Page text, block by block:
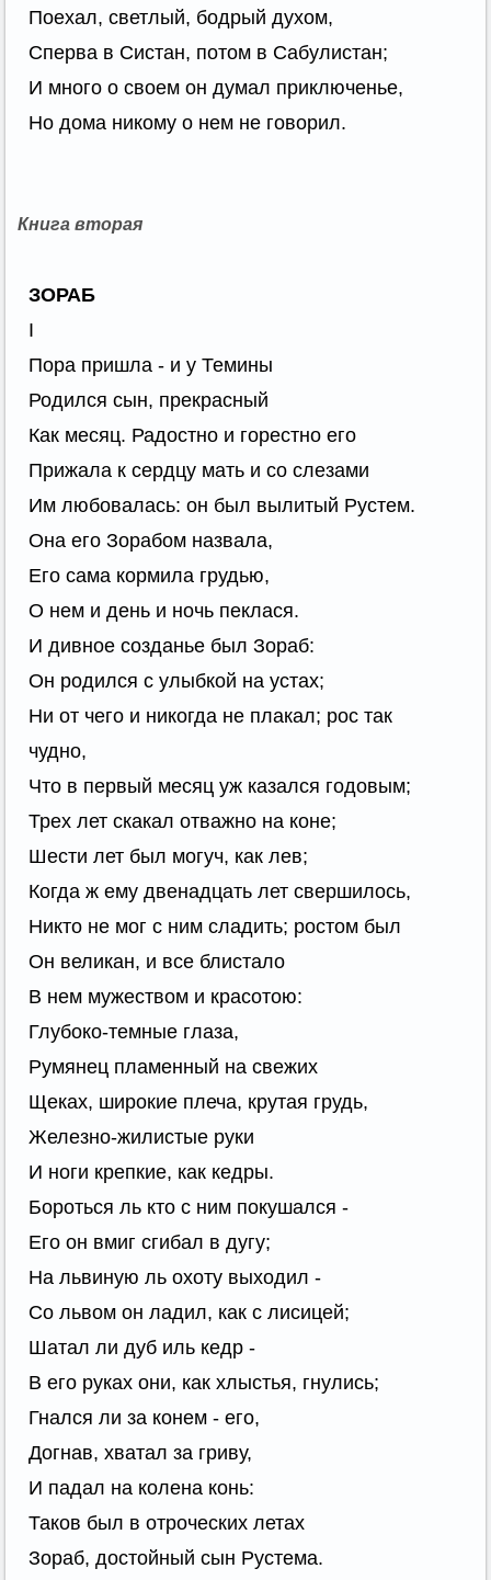
Поехал, светлый, бодрый духом,
Сперва в Систан, потом в Сабулистан;
И много о своем он думал приключенье,
Но дома никому о нем не говорил.
Книга вторая
ЗОРАБ
I
Пора пришла - и у Темины
Родился сын, прекрасный
Как месяц. Радостно и горестно его
Прижала к сердцу мать и со слезами
Им любовалась: он был вылитый Рустем.
Она его Зорабом назвала,
Его сама кормила грудью,
О нем и день и ночь пеклася.
И дивное созданье был Зораб:
Он родился с улыбкой на устах;
Ни от чего и никогда не плакал; рос так
чудно,
Что в первый месяц уж казался годовым;
Трех лет скакал отважно на коне;
Шести лет был могуч, как лев;
Когда ж ему двенадцать лет свершилось,
Никто не мог с ним сладить; ростом был
Он великан, и все блистало
В нем мужеством и красотою:
Глубоко-темные глаза,
Румянец пламенный на свежих
Щеках, широкие плеча, крутая грудь,
Железно-жилистые руки
И ноги крепкие, как кедры.
Бороться ль кто с ним покушался -
Его он вмиг сгибал в дугу;
На львиную ль охоту выходил -
Со львом он ладил, как с лисицей;
Шатал ли дуб иль кедр -
В его руках они, как хлыстья, гнулись;
Гнался ли за конем - его,
Догнав, хватал за гриву,
И падал на колена конь:
Таков был в отроческих летах
Зораб, достойный сын Рустема.